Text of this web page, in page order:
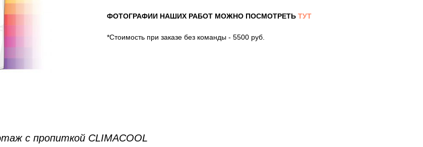
ФОТОГРАФИИ НАШИХ РАБОТ МОЖНО ПОСМОТРЕТЬ ТУТ
*Стоимость при заказе без команды - 5500 руб.
с пропиткой CLIMACOOL